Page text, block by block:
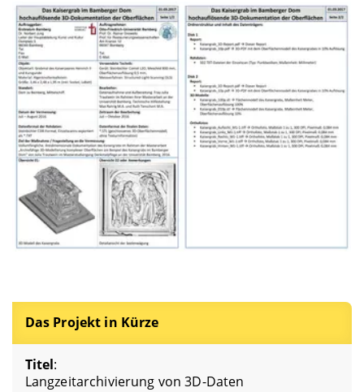
Das Projekt in Kürze
Titel:
Langzeitarchivierung von 3D-Daten